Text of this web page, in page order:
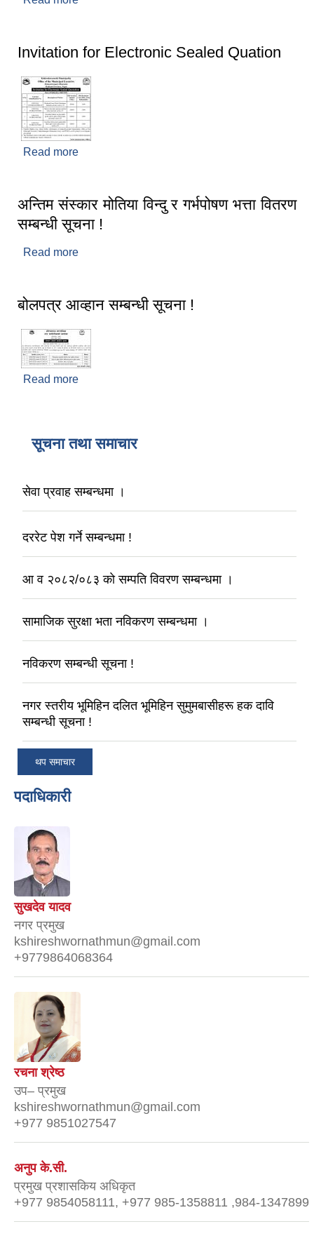
Invitation for Electronic Sealed Quation
Read more
अन्तिम संस्कार मोतिया विन्दु र गर्भपोषण भत्ता वितरण
सम्बन्धी सूचना !
Read more
बोलपत्र आव्हान सम्बन्धी सूचना !
Read more
सूचना तथा समाचार
सेवा प्रवाह सम्बन्धमा ।
दररेट पेश गर्ने सम्बन्धमा !
आ व २०८२/०८३ काे सम्पति विवरण सम्बन्धमा ।
सामाजिक सुरक्षा भता नविकरण सम्बन्धमा ।
नविकरण सम्बन्धी सूचना !
नगर स्तरीय भूमिहिन दलित भूमिहिन सुमुमबासीहरू हक दावि
सम्बन्धी सूचना !
थप समाचार
पदाधिकारी
सुखदेव यादव
नगर प्रमुख
kshireshwornathmun@gmail.com
+9779864068364
रचना श्रेष्ठ
उप– प्रमुख
kshireshwornathmun@gmail.com
+977 9851027547
अनुप के.सी.
प्रमुख प्रशासकिय अधिकृत
+977 9854058111, +977 985-1358811 ,984-1347899